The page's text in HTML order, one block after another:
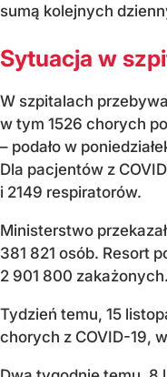
sumą kolejnych
Sytuacja w
W szpitalach
w tym 1526 chorych
– podało w
Dla pacjentów z
i 2149 respiratorów.
Ministerstwo
381 821 osób. Resort
2 901 800 zakażonych.
Tydzień temu, 15
chorych z COVID-19,